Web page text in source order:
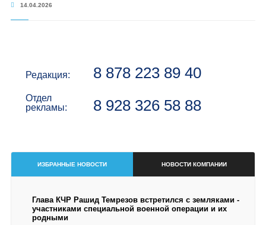
14.04.2026
Редакция: 8 878 223 89 40
Отдел
рекламы:
8 928 326 58 88
ИЗБРАННЫЕ НОВОСТИ НОВОСТИ КОМПАНИИ
Глава КЧР Рашид Темрезов встретился с земляками -
участниками специальной военной операции и их
родными